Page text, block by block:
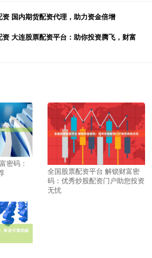
资 国内期货配资代理，助力资金倍增
资 大连股票配资平台：助你投资腾飞，财富
密码：
全国股票配资平台 解锁财富密
码：优秀炒股配资门户助您投资
无忧